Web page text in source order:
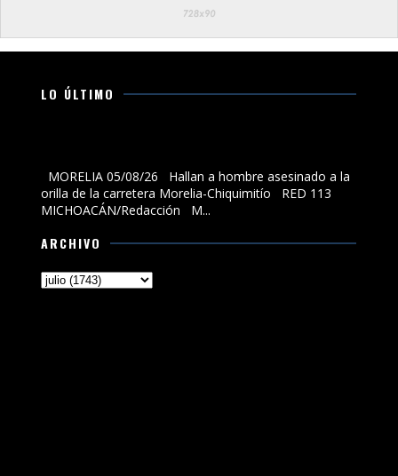
LO ÚLTIMO
MORELIA 05/08/26 Hallan a hombre asesinado a la
orilla de la carretera Morelia-Chiquimitío RED 113
MICHOACÁN/Redacción M...
ARCHIVO